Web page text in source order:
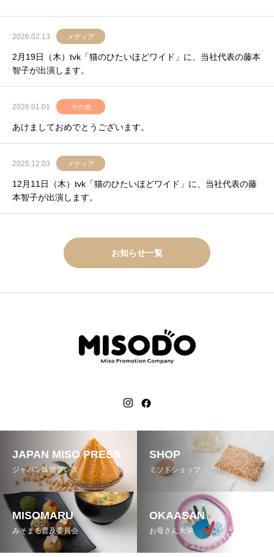
2026.02.13 メディア
2月19日（木）tvk「猫のひたいほどワイド」に、当社代表の藤本
智子が出演します。
2026.01.01 その他
あけましておめでとうございます。
2025.12.03 メディア
12月11日（木）tvk「猫のひたいほどワイド」に、当社代表の藤
本智子が出演します。
お知らせ一覧
JAPAN MISO PRESS
ジャパン味噌プレス
SHOP
ミソドショップ
MISOMARU
みそまる普及委員会
OKAASAN
お母さん大学